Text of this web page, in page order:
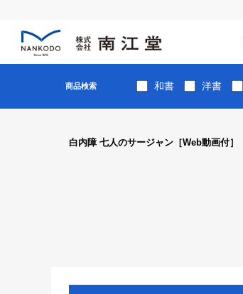
商品検索 和書 洋書
白内障 七人のサージャン［Web動画付］